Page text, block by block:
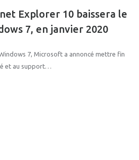
Explorer 10 baissera le
7, en janvier 2020
7, Microsoft a annoncé mettre fin
et au support…